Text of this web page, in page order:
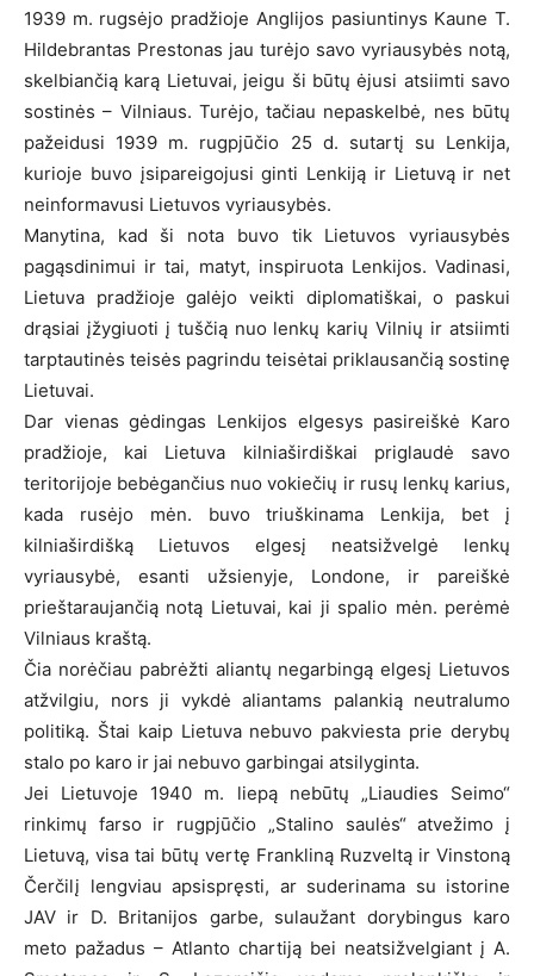
1939 m. rugsėjo pradžioje Anglijos pasiuntinys Kaune T.
Hildebrantas Prestonas jau turėjo savo vyriausybės notą,
skelbiančią karą Lietuvai, jeigu ši būtų ėjusi atsiimti savo
sostinės – Vilniaus. Turėjo, tačiau nepaskelbė, nes būtų
pažeidusi 1939 m. rugpjūčio 25 d. sutartį su Lenkija,
kurioje buvo įsipareigojusi ginti Lenkiją ir Lietuvą ir net
neinformavusi Lietuvos vyriausybės.
Manytina, kad ši nota buvo tik Lietuvos vyriausybės
pagąsdinimui ir tai, matyt, inspiruota Lenkijos. Vadinasi,
Lietuva pradžioje galėjo veikti diplomatiškai, o paskui
drąsiai įžygiuoti į tuščią nuo lenkų karių Vilnių ir atsiimti
tarptautinės teisės pagrindu teisėtai priklausančią sostinę
Lietuvai.
Dar vienas gėdingas Lenkijos elgesys pasireiškė Karo
pradžioje, kai Lietuva kilniaširdiškai priglaudė savo
teritorijoje bebėgančius nuo vokiečių ir rusų lenkų karius,
kada rusėjo mėn. buvo triuškinama Lenkija, bet į
kilniaširdišką Lietuvos elgesį neatsižvelgė lenkų
vyriausybė, esanti užsienyje, Londone, ir pareiškė
prieštaraujančią notą Lietuvai, kai ji spalio mėn. perėmė
Vilniaus kraštą.
Čia norėčiau pabrėžti aliantų negarbingą elgesį Lietuvos
atžvilgiu, nors ji vykdė aliantams palankią neutralumo
politiką. Štai kaip Lietuva nebuvo pakviesta prie derybų
stalo po karo ir jai nebuvo garbingai atsilyginta.
Jei Lietuvoje 1940 m. liepą nebūtų „Liaudies Seimo“
rinkimų farso ir rugpjūčio „Stalino saulės“ atvežimo į
Lietuvą, visa tai būtų vertę Frankliną Ruzveltą ir Vinstoną
Čerčilį lengviau apsispręsti, ar suderinama su istorine
JAV ir D. Britanijos garbe, sulaužant dorybingus karo
meto pažadus – Atlanto chartiją bei neatsižvelgiant į A.